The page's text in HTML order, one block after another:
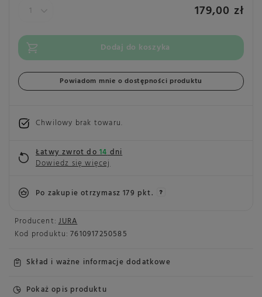
Producent: JURA
Kod produktu: 7610917250585
Skład i ważne informacje dodatkowe
Pokaż opis produktu
179,00 zł
Dodaj do koszyka
Powiadom mnie o dostępności produktu
Chwilowy brak towaru
Łatwy zwrot do14dni
Dowiedz się więcej
Po zakupie otrzymasz179 pkt.